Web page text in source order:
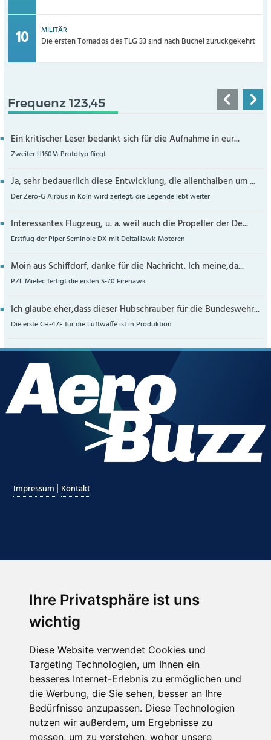
Ihre Privatsphäre ist uns
wichtig
Diese Website verwendet Cookies und
Targeting Technologien, um Ihnen ein
besseres Internet-Erlebnis zu ermöglichen und
die Werbung, die Sie sehen, besser an Ihre
Bedürfnisse anzupassen. Diese Technologien
nutzen wir außerdem, um Ergebnisse zu
messen, um zu verstehen, woher unsere
MILITÄR
Die ersten Tornados des TLG 33 sind nach Büchel zurückgekehrt
Frequenz 123,45
Ein kritischer Leser bedankt sich für die Aufnahme in eur...
Zweiter H160M-Prototyp fliegt
Ja, sehr bedauerlich diese Entwicklung, die allenthalben um ...
Der Zero-G Airbus in Köln wird zerlegt, die Legende lebt weiter
Interessantes Flugzeug, u. a. weil auch die Propeller der De...
Erstflug der Piper Seminole DX mit DeltaHawk-Motoren
Moin aus Schiffdorf, danke für die Nachricht. Ich meine,da...
PZL Mielec fertigt die ersten S-70 Firehawk
Ich glaube eher,dass dieser Hubschrauber für die Bundeswehr...
Die erste CH-47F für die Luftwaffe ist in Produktion
Impressum | Kontakt
Abonnieren Sie unseren Newsletter
Email*